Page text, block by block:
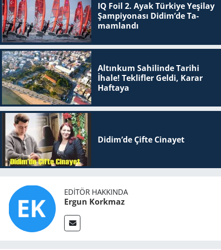
IQ Foil 2. Ayak Tür­ki­ye Ye­şi­lay
Şam­pi­yo­na­sı Didim’de Ta­
mam­lan­dı
Altınkum Sahilinde Tarihi
İhale! Teklifler Geldi, Karar
Haftaya
Didim’de Çifte Ci­na­yet
EDITÖR HAKKINDA
Ergun Korkmaz